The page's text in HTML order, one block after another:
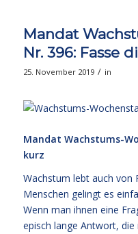
Mandat
Nr. 396: Fasse
25. November 2019 / in
Mandat Wachstums-
kurz
Wachstum lebt auch von
Menschen gelingt es
Wenn man ihnen eine
episch lange Antwort,